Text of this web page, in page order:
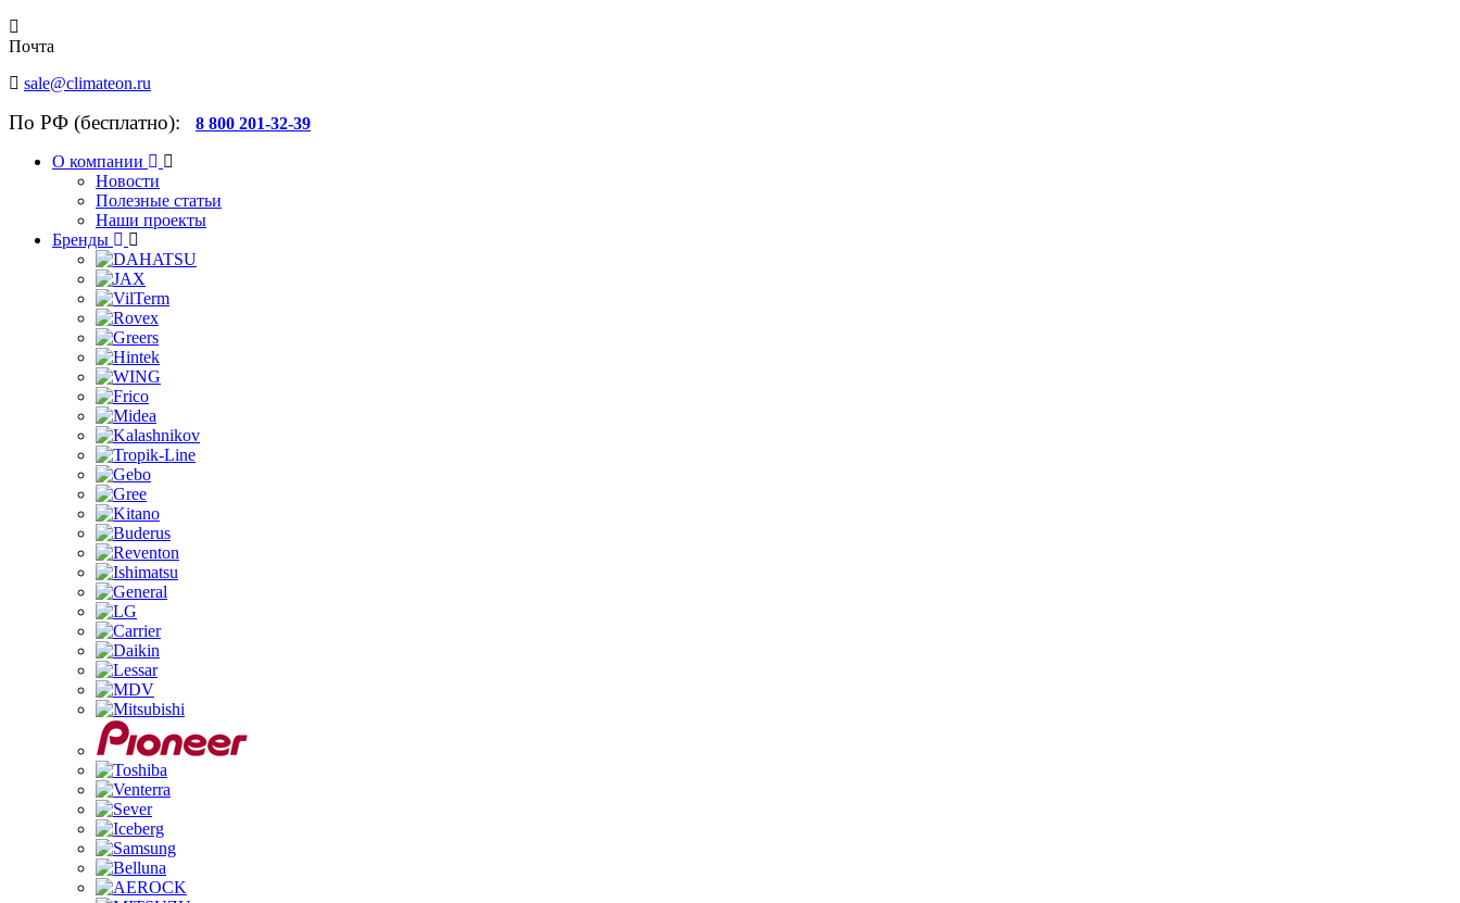
Почта
sale@climateon.ru
По РФ (бесплатно): 8 800 201-32-39
О компании
Новости
Полезные статьи
Наши проекты
Бренды